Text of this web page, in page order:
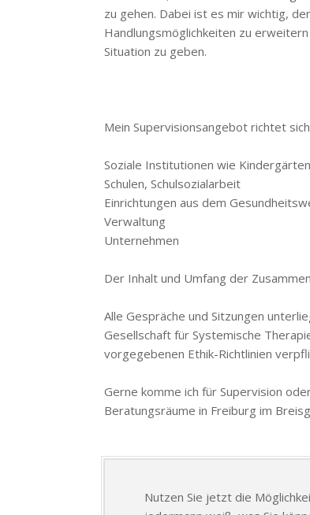
zu gehen. Dabei ist es mir wichtig,
Handlungsmöglichkeiten zu
Situation zu geben.
Mein Supervisionsangebot richtet
Soziale Institutionen wie
Schulen, Schulsozialarbeit
Einrichtungen aus dem
Verwaltung
Unternehmen
Der Inhalt und Umfang der
Alle Gespräche und Sitzungen
Gesellschaft für Systemische
vorgegebenen Ethik-Richtlinien
Gerne komme ich für Supervision
Beratungsräume in Freiburg im
Nutzen Sie jetzt die